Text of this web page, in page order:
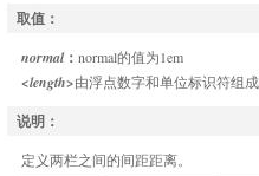
取值：
normal： normal的值为1em
<length>由浮点数字和单位标识符组
说明：
定义两栏之间的间距距离。